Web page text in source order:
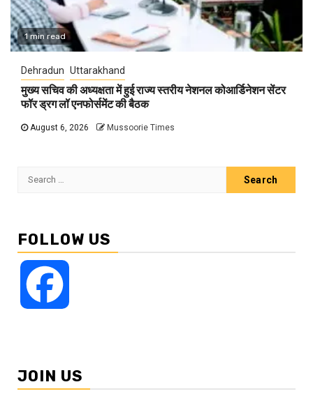
1 min read
Dehradun Uttarakhand
मुख्य सचिव की अध्यक्षता में हुई राज्य स्तरीय नेशनल कोआर्डिनेशन सेंटर
फॉर ड्रग लॉ एनफोर्समेंट की बैठक
August 6, 2026 Mussoorie Times
Search
FOLLOW US
JOIN US